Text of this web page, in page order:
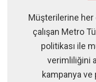
Müşterilerine her
çalışan Metro
politikası ile
verimliliğini
kampanya